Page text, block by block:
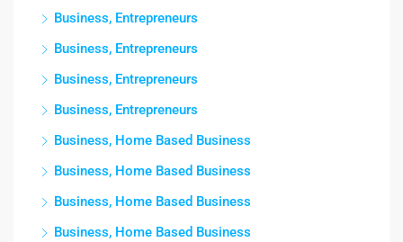
Business, Entrepreneurs
Business, Entrepreneurs
Business, Entrepreneurs
Business, Entrepreneurs
Business, Home Based Business
Business, Home Based Business
Business, Home Based Business
Business, Home Based Business